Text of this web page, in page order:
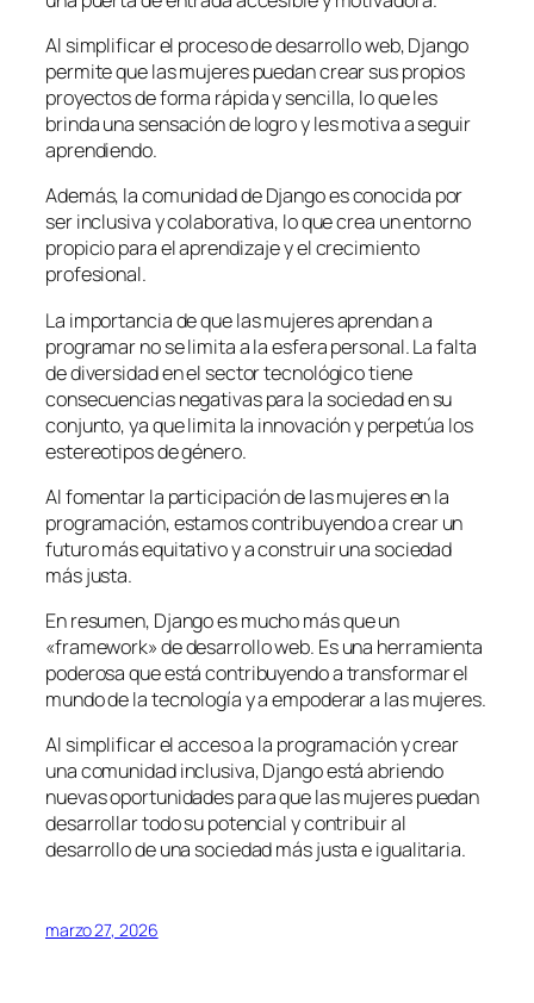
Al simplificar el proceso de desarrollo web, Django
permite que las mujeres puedan crear sus propios
proyectos de forma rápida y sencilla, lo que les
brinda una sensación de logro y les motiva a seguir
aprendiendo.
Además, la comunidad de Django es conocida por
ser inclusiva y colaborativa, lo que crea un entorno
propicio para el aprendizaje y el crecimiento
profesional.
La importancia de que las mujeres aprendan a
programar no se limita a la esfera personal. La falta
de diversidad en el sector tecnológico tiene
consecuencias negativas para la sociedad en su
conjunto, ya que limita la innovación y perpetúa los
estereotipos de género.
Al fomentar la participación de las mujeres en la
programación, estamos contribuyendo a crear un
futuro más equitativo y a construir una sociedad
más justa.
En resumen, Django es mucho más que un
«framework» de desarrollo web. Es una herramienta
poderosa que está contribuyendo a transformar el
mundo de la tecnología y a empoderar a las mujeres.
Al simplificar el acceso a la programación y crear
una comunidad inclusiva, Django está abriendo
nuevas oportunidades para que las mujeres puedan
desarrollar todo su potencial y contribuir al
desarrollo de una sociedad más justa e igualitaria.
marzo 27, 2026